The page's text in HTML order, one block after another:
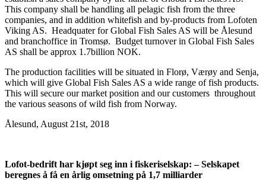
This company shall be handling all pelagic fish from the three
companies, and in addition whitefish and by-products from Lofoten
Viking AS. Headquater for Global Fish Sales AS will be Ålesund
and branchoffice in Tromsø. Budget turnover in Global Fish Sales
AS shall be approx 1.7billion NOK.
The production facilities will be situated in Florø, Værøy and Senja,
which will give Global Fish Sales AS a wide range of fish products.
This will secure our market position and our customers throughout
the various seasons of wild fish from Norway.
Ålesund, August 21st, 2018
Lofot-bedrift har kjøpt seg inn i fiskeriselskap: – Selskapet
beregnes å få en årlig omsetning på 1,7 milliarder